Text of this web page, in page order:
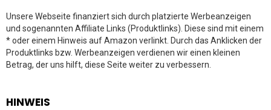
Unsere Webseite finanziert sich durch platzierte Werbeanzeigen
und sogenannten Affiliate Links (Produktlinks). Diese sind mit einem
* oder einem Hinweis auf Amazon verlinkt. Durch das Anklicken der
Produktlinks bzw. Werbeanzeigen verdienen wir einen kleinen
Betrag, der uns hilft, diese Seite weiter zu verbessern.
HINWEIS